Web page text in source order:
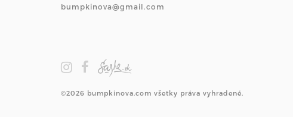
bumpkinova@gmail.com
©2026 bumpkinova.com všetky práva vyhradené.